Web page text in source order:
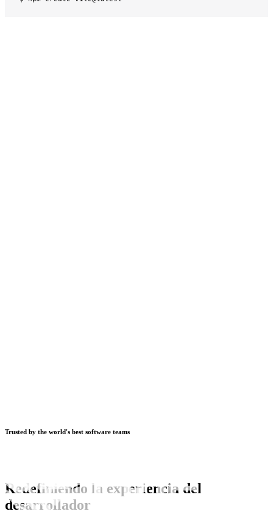
Trusted by the world's best software teams
Redefiniendo la experiencia del
desarrollador